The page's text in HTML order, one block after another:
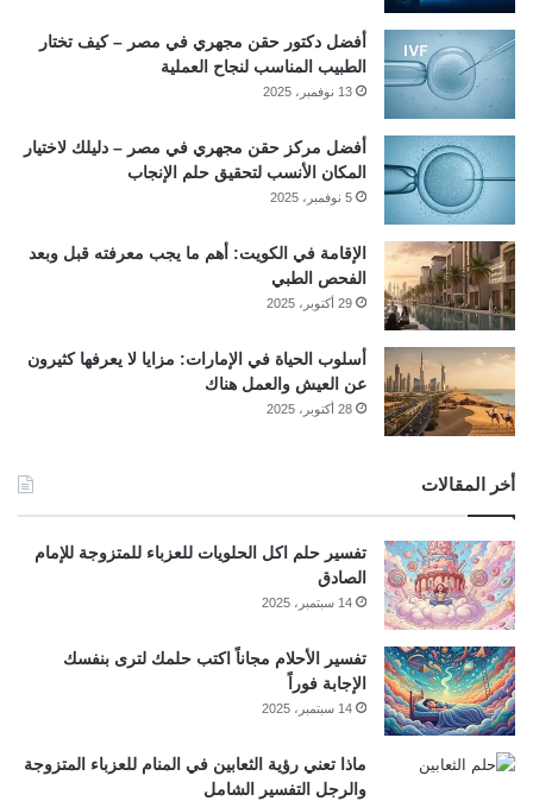
أفضل دكتور حقن مجهري في مصر – كيف تختار
الطبيب المناسب لنجاح العملية
13 نوفمبر، 2025
أفضل مركز حقن مجهري في مصر – دليلك لاختيار
المكان الأنسب لتحقيق حلم الإنجاب
5 نوفمبر، 2025
الإقامة في الكويت: أهم ما يجب معرفته قبل وبعد
الفحص الطبي
29 أكتوبر، 2025
أسلوب الحياة في الإمارات: مزايا لا يعرفها كثيرون
عن العيش والعمل هناك
28 أكتوبر، 2025
أخر المقالات
تفسير حلم اكل الحلويات للعزباء للمتزوجة للإمام
الصادق
14 سبتمبر، 2025
تفسير الأحلام مجاناً اكتب حلمك لترى بنفسك
الإجابة فوراً
14 سبتمبر، 2025
ماذا تعني رؤية الثعابين في المنام للعزباء المتزوجة
والرجل التفسير الشامل